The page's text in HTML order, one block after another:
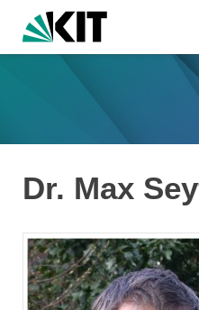
Dr. Max